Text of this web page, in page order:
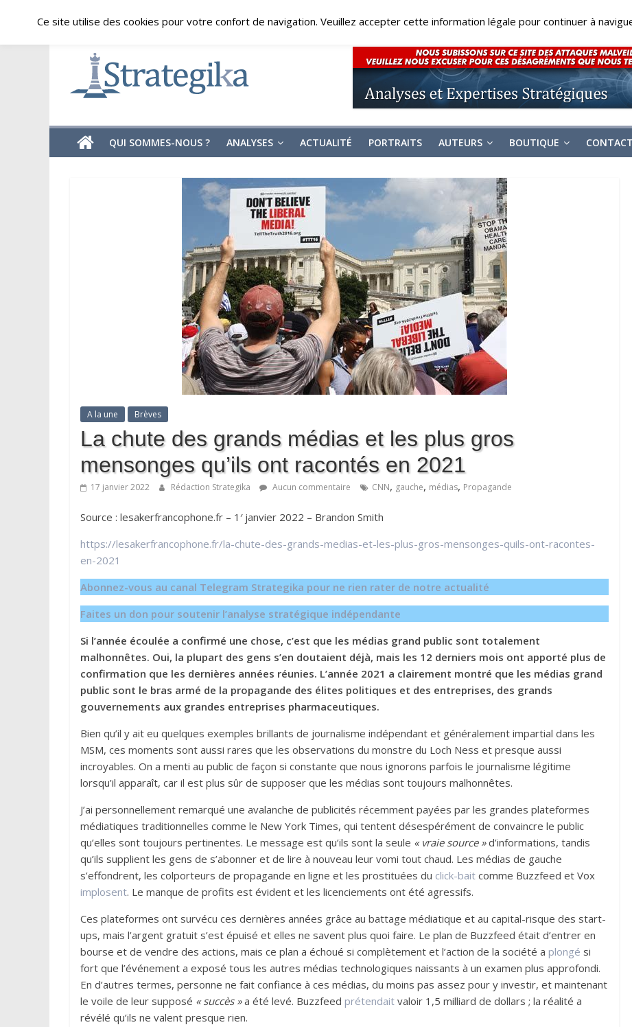
content
vendredi, août 7, 2026
Strategika
Expertise
Analyses
géostratégiques
QUI SOMMES-NOUS ? ANALYSES ACTUALITÉ PORTRAITS AUTEURS BOUTIQUE
A la une Brèves
La chute des grands médias et les plus gros
mensonges qu’ils ont racontés en 2021
17 janvier 2022 Rédaction Strategika Aucun commentaire CNN, gauche, médias, Propagande
Source : lesakerfrancophone.fr – 1′ janvier 2022 – Brandon Smith
https://lesakerfrancophone.fr/la-chute-des-grands-medias-et-les-plus-gros-mensonges-quils-ont-racontes-
en-2021
Abonnez-vous au canal Telegram Strategika pour ne rien rater de notre actualité
Faites un don pour soutenir l’analyse stratégique indépendante
Si l’année écoulée a confirmé une chose, c’est que les médias grand public sont totalement
malhonnêtes. Oui, la plupart des gens s’en doutaient déjà, mais les 12 derniers mois ont apporté plus de
confirmation que les dernières années réunies. L’année 2021 a clairement montré que les médias grand
public sont le bras armé de la propagande des élites politiques et des entreprises, des grands
gouvernements aux grandes entreprises pharmaceutiques.
Bien qu’il y ait eu quelques exemples brillants de journalisme indépendant et généralement impartial dans les
MSM, ces moments sont aussi rares que les observations du monstre du Loch Ness et presque aussi
incroyables. On a menti au public de façon si constante que nous ignorons parfois le journalisme légitime
lorsqu’il apparaît, car il est plus sûr de supposer que les médias sont toujours malhonnêtes.
J’ai personnellement remarqué une avalanche de publicités récemment payées par les grandes plateformes
médiatiques traditionnelles comme le New York Times, qui tentent désespérément de convaincre le public
qu’elles sont toujours pertinentes. Le message est qu’ils sont la seule « vraie source »d’informations, tandis
qu’ils supplient les gens de s’abonner et de lire à nouveau leur vomi tout chaud. Les médias de gauche
s’effondrent, les colporteurs de propagande en ligne et les prostituées du click-bait comme Buzzfeed et Vox
implosent. Le manque de profits est évident et les licenciements ont été agressifs.
Ces plateformes ont survécu ces dernières années grâce au battage médiatique et au capital-risque des start-
ups, mais l’argent gratuit s’est épuisé et elles ne savent plus quoi faire. Le plan de Buzzfeed était d’entrer en
bourse et de vendre des actions, mais ce plan a échoué si complètement et l’action de la société a plongé si
fort que l’événement a exposé tous les autres médias technologiques naissants à un examen plus approfondi.
En d’autres termes, personne ne fait confiance à ces médias, du moins pas assez pour y investir, et maintenant
le voile de leur supposé « succès »a été levé. Buzzfeed prétendait valoir 1,5 milliard de dollars ; la réalité a
révélé qu’ils ne valent presque rien.
Ce site utilise des cookies pour votre confort de navigation. Veuillez accepter cette information légale pour continuer à